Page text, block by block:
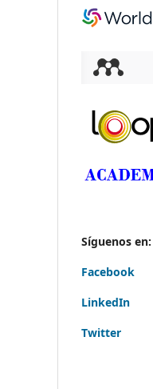
Síguenos en:
Facebook
LinkedIn
Twitter